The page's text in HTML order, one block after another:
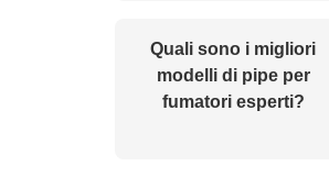
Quali sono i migliori
modelli di pipe per
fumatori esperti?